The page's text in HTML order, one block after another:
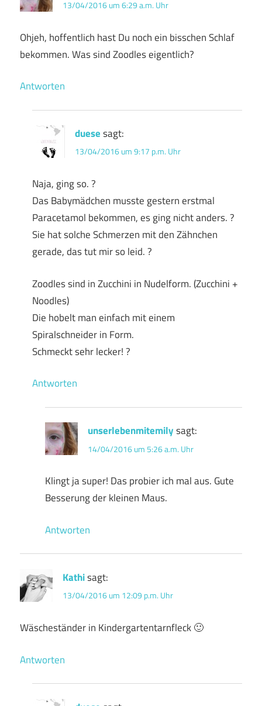
13/04/2016 um 6:29 a.m. Uhr
Ohjeh, hoffentlich hast Du noch ein bisschen Schlaf
bekommen. Was sind Zoodles eigentlich?
Antworten
duese sagt:
13/04/2016 um 9:17 p.m. Uhr
Naja, ging so. ?
Das Babymädchen musste gestern erstmal
Paracetamol bekommen, es ging nicht anders. ?
Sie hat solche Schmerzen mit den Zähnchen
gerade, das tut mir so leid. ?
Zoodles sind in Zucchini in Nudelform. (Zucchini +
Noodles)
Die hobelt man einfach mit einem
Spiralschneider in Form.
Schmeckt sehr lecker! ?
Antworten
unserlebenmitemilysagt:
14/04/2016 um 5:26 a.m. Uhr
Klingt ja super! Das probier ich mal aus. Gute
Besserung der kleinen Maus.
Antworten
Kathisagt:
13/04/2016 um 12:09 p.m. Uhr
Wäscheständer in Kindergartentarnfleck 🙂
Antworten